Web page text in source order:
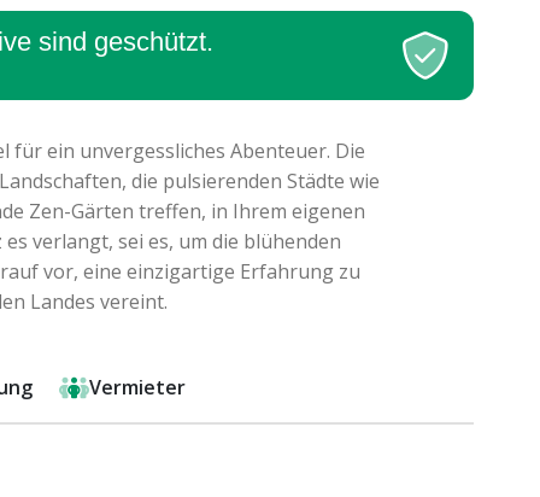
sind geschützt.
für ein unvergessliches Abenteuer. Die
die pulsierenden Städte wie
Zen-Gärten treffen, in Ihrem eigenen
verlangt, sei es, um die blühenden
vor, eine einzigartige Erfahrung zu
Landes vereint.
Vermieter